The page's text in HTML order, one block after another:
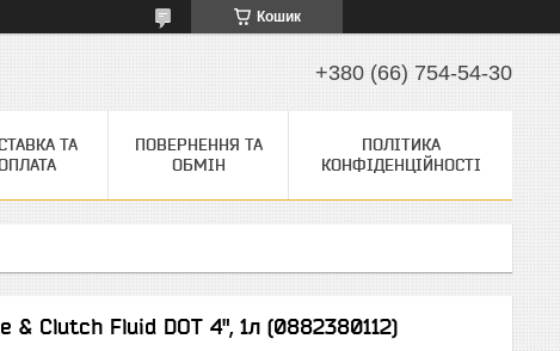
Кошик
+380 (66) 754-54-30
ТА
ПОВЕРНЕННЯ ТА
ОБМІН
ПОЛІТИКА
КОНФІДЕНЦІЙНОСТІ
& Clutch Fluid DOT 4", 1л (0882380112)